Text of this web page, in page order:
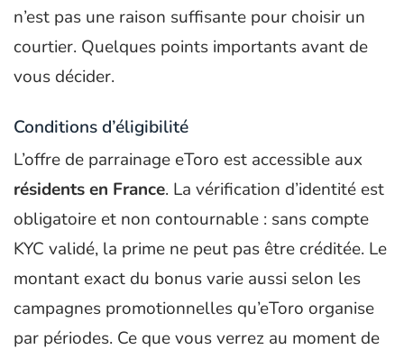
n’est pas une raison suffisante pour choisir un
courtier. Quelques points importants avant de
vous décider.
Conditions d’éligibilité
L’offre de parrainage eToro est accessible aux
résidents en France. La vérification d’identité est
obligatoire et non contournable : sans compte
KYC validé, la prime ne peut pas être créditée. Le
montant exact du bonus varie aussi selon les
campagnes promotionnelles qu’eToro organise
par périodes. Ce que vous verrez au moment de